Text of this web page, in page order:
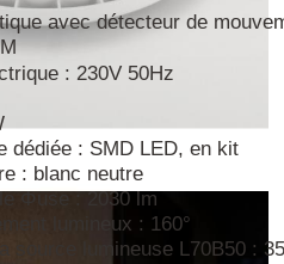
avec détecteur de
: 230V 50Hz
dédiée : SMD LED, en kit
: blanc neutre
Φuse : 2030 lm
lumineux : 160°
source lumineuse L70B50 :